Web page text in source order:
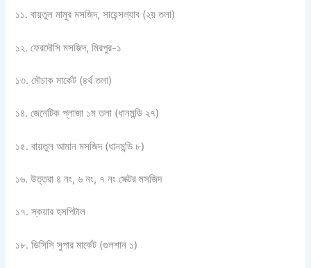
১১. বায়তুল মামুর মসজিদ, সায়েন্সল্যাব (২য় তলা)
১২. ফেরদৌসি মসজিদ, মিরপুর-১
১৩. মৌচাক মার্কেট (৪র্থ তলা)
১৪. জেনেটিক প্লাজা ১ম তলা (ধানমন্ডি ২৭)
১৫. বায়তুল আমান মসজিদ (ধানমন্ডি ৮)
১৬. উত্তরা ৪ নং, ৬ নং, ৭ নং সেক্টর মসজিদ
১৭. স্কয়ার হসপিটাল
১৮. ডিসিসি সুপার মার্কেট (গুলশান ১)